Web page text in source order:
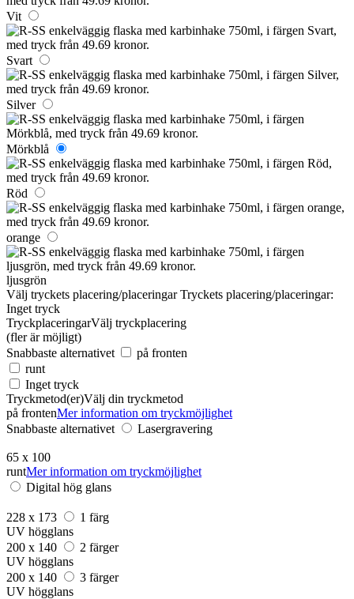
Vit
Svart
Silver
Mörkblå
Röd
orange
ljusgrön
Välj tryckets placering/placeringar Tryckets placering/placeringar:
Inget tryck
TryckplaceringarVälj tryckplacering
(fler är möjligt)
Snabbaste alternativet
på fronten
runt
Inget tryck
Tryckmetod(er)Välj din tryckmetod
på frontenMer information om tryckmöjlighet
Snabbaste alternativet
Lasergravering
65 x 100
runtMer information om tryckmöjlighet
Digital hög glans
228 x 173
1 färg
UV högglans
200 x 140
2 färger
UV högglans
200 x 140
3 färger
UV högglans